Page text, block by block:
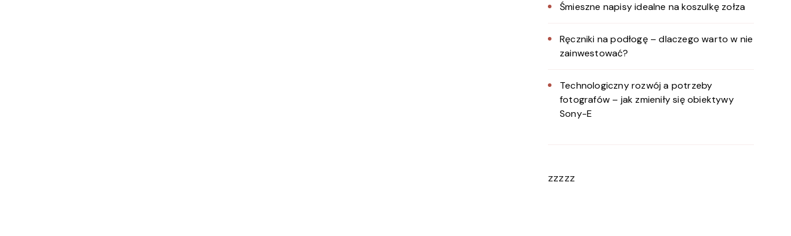
Śmieszne napisy idealne na koszulkę zołza
Ręczniki na podłogę – dlaczego warto w nie
zainwestować?
Technologiczny rozwój a potrzeby
fotografów – jak zmieniły się obiektywy
Sony-E
zzzzz